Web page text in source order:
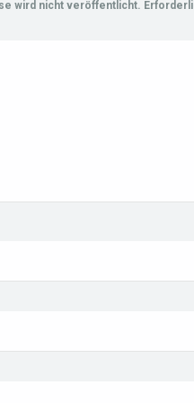
wird nicht veröffentlicht.